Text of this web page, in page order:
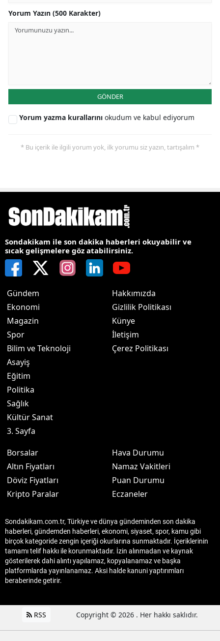
Yorum Yazın (500 Karakter)
GÖNDER
Yorum yazma kurallarını okudum ve kabul ediyorum
* Bu içerik ile ilgili yorum yok, ilk yorumu siz yazın, tartışalım *
Sondakikam ile son dakika haberleri okuyabilir ve
sıcak gelişmelere göz atabilirsiniz.
Gündem
Ekonomi
Magazin
Spor
Bilim ve Teknoloji
Asayiş
Eğitim
Politika
Sağlık
Kültür Sanat
3. Sayfa
Hakkımızda
Gizlilik Politikası
Künye
İletişim
Çerez Politikası
Borsalar
Altın Fiyatları
Döviz Fiyatları
Kripto Paralar
Hava Durumu
Namaz Vakitleri
Puan Durumu
Eczaneler
Sondakikam.com.tr, Türkiye ve dünya gündeminden son dakika
haberleri, gündemden haberleri, ekonomi, siyaset, spor, kamu gibi
birçok kategoride zengin içeriği okurlarına sunmaktadır. İçeriklerinin
tamamı telif hakkı ile korunmaktadır. İzin alınmadan ve kaynak
gösterilerek dahi alıntı yapılamaz, kopyalanamaz ve başka
platformlarda yayınlanamaz. Aksi halde kanuni yaptırımları
beraberinde getirir.
RSS Copyright © 2026 . Her hakkı saklıdır.